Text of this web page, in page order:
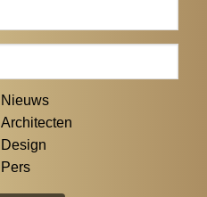
Nieuws
Architecten
Design
Pers